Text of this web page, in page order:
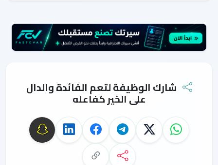
شارك الوظيفة لتعم الفائدة والدال
على الخير كفاعله